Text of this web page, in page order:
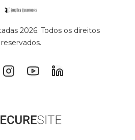
2026. Todos os direitos
reservados.